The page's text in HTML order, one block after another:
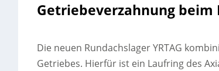
Getriebeverzahnung
Die neuen Rundachslager YRTAG
Getriebes. Hierfür ist ein Laufring des